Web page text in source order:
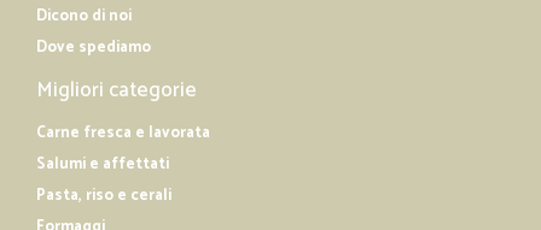
Dicono di noi
Dove spediamo
Migliori categorie
Carne fresca e lavorata
Salumi e affettati
Pasta, riso e cerali